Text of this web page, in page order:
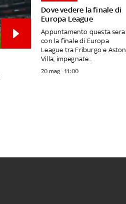
Dove vedere la finale di
Europa League
Appuntamento questa sera
con la finale di Europa
League tra Friburgo e Aston
Villa, impegnate...
20 mag - 11:00